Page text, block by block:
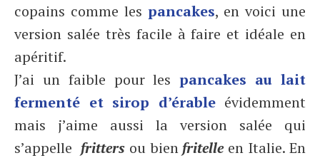
copains comme les pancakes, en voici une
version salée très facile à faire et idéale en
apéritif.
J’ai un faible pour lespancakes au lait
fermenté et sirop d’érableévidemment
mais j’aime aussi la version salée qui
s’appelle frittersou bien fritelleen Italie. En